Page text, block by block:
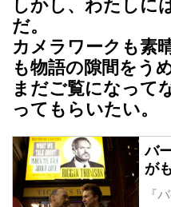
しかし、わたしに
だ。
カメラワークも素
も物語の隙間をう
まだご覧になって
ってもらいたい。
バ
が
『